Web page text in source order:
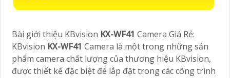
Bài giới thiệu KBvision KX-WF41 Camera Giá Rẻ:
KBvision KX-WF41 Camera là một trong những sản
phẩm camera chất lượng của thương hiệu KBvision,
được thiết kế đặc biệt để lắp đặt trong các công trình